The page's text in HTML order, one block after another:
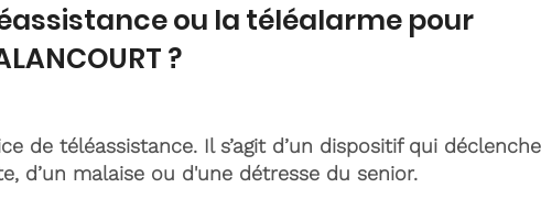
ou la téléalarme pour
?
de téléassistance. Il s’agit d’un dispositif qui déclenche
d’un malaise ou d'une détresse du senior.